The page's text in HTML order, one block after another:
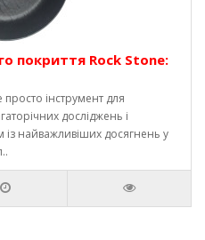
покриття Rock Stone:
інструмент для
досліджень і
найважливіших досягнень у